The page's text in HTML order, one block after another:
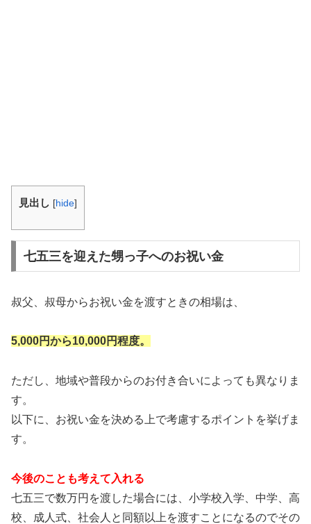
見出し [hide]
七五三を迎えた甥っ子へのお祝い金
叔父、叔母からお祝い金を渡すときの相場は、
5,000円から10,000円程度。
ただし、地域や普段からのお付き合いによっても異なりま
す。
以下に、お祝い金を決める上で考慮するポイントを挙げま
す。
今後のことも考えて入れる
七五三で数万円を渡した場合には、小学校入学、中学、高
校、成人式、社会人と同額以上を渡すことになるのでその